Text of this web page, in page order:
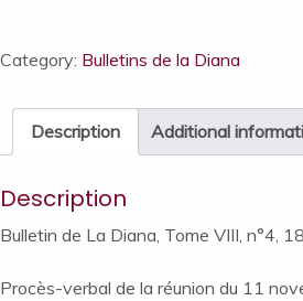
Tome
n°4,
1895
Category: Bulletins de la Diana
Description Additional
Description
Bulletin de La Diana, Tome VIII, n°4,
Procès-verbal de la réunion du 11